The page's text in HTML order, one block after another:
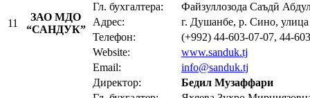
11
ЗАО МДО
“САНДУК”
Гл. бухгалтера:
Файзуллозода Саъдӣ
Адрес:
г. Душанбе, р. Сино,
Телефон:
(+992) 44-603-07-07, 44-
Website:
www.sanduk.tj
Email:
info@sanduk.tj
Директор:
Бедил Музаффари